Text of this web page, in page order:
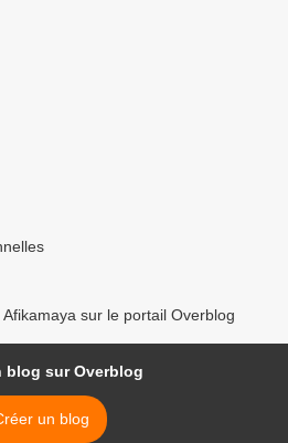
sur le portail Overblog
blog sur Overblog
un blog